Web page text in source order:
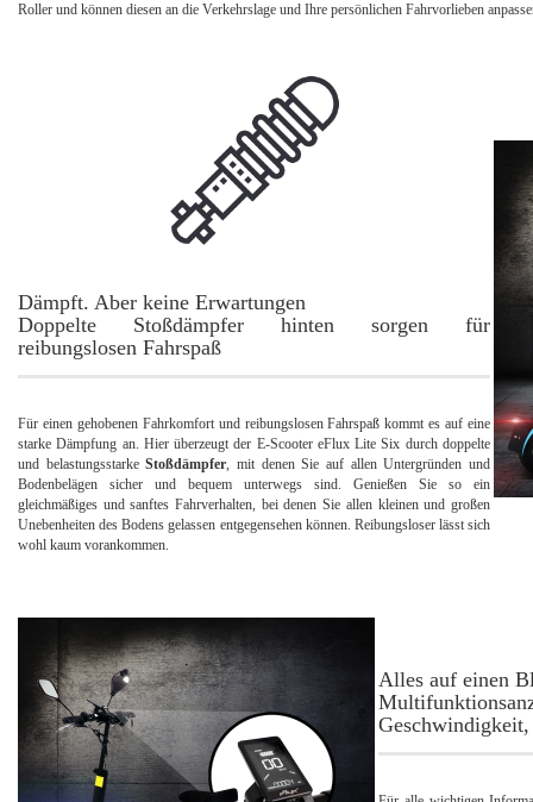
Roller und können diesen an die Verkehrslage und Ihre persönlichen Fahrvorlieben
Dämpft. Aber keine Erwartungen
Doppelte Stoßdämpfer hinten sorgen für
reibungslosen Fahrspaß
Für einen gehobenen Fahrkomfort und reibungslosen Fahrspaß kommt es auf eine
starke Dämpfung an. Hier überzeugt der E-Scooter eFlux Lite Six durch doppelte
und belastungsstarkeStoßdämpfer, mit denen Sie auf allen Untergründen und
Bodenbelägen sicher und bequem unterwegs sind. Genießen Sie so ein
gleichmäßiges und sanftes Fahrverhalten, bei denen Sie allen kleinen und großen
Unebenheiten des Bodens gelassen entgegensehen können. Reibungsloser lässt sich
wohl kaum vorankommen.
Alles auf einen